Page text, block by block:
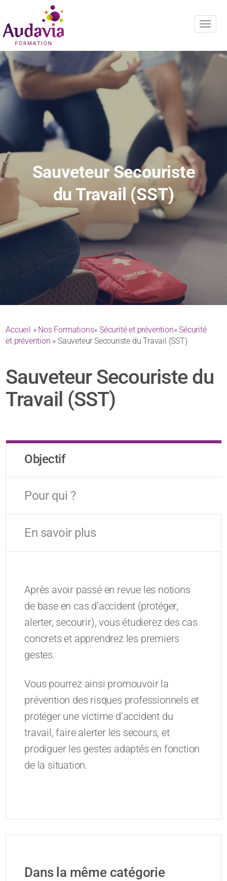
Sauveteur Secouriste
du Travail (SST)
Accueil » Nos Formations»Sécurité et prévention»Sécurité
et prévention » Sauveteur Secouriste du Travail (SST)
Sauveteur Secouriste du
Travail (SST)
Objectif
Pour qui ?
En savoir plus
Après avoir passé en revue les notions
de base en cas d’accident (protéger,
alerter, secourir), vous étudierez des cas
concrets et apprendrez les premiers
gestes.
Vous pourrez ainsi promouvoir la
prévention des risques professionnels et
protéger une victime d’accident du
travail, faire alerter les secours, et
prodiguer les gestes adaptés en fonction
de la situation.
Dans la même catégorie